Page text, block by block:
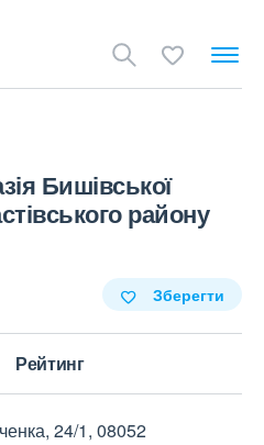
Бишівської
району
Зберегти
Рейтинг
24/1, 08052